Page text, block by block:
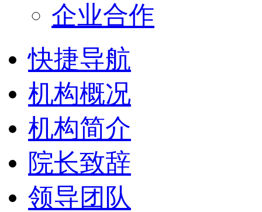
企业合作
快捷导航
机构概况
机构简介
院长致辞
领导团队